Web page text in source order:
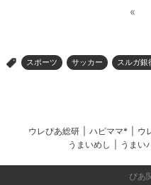
«
> スポーツ サッカー スルガ銀
ウレぴあ総研 ハピママ* ウ
うまいめし
うまい
ぴあ